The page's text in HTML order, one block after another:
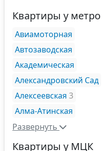
Квартиры у метро
Авиамоторная
Автозаводская
Академическая
Александровский Сад
Алексеевская 3
Алма-Атинская
Развернуть
Квартиры у МЦК